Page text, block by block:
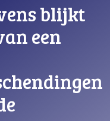
blijkt
een